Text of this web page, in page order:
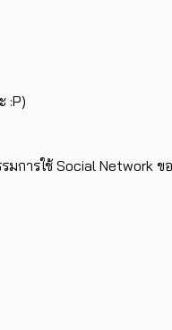
:P)
ารใช้ Social Network ขอ